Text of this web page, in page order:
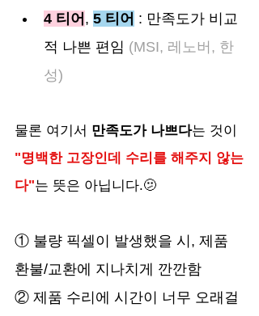
4 티어 , 5 티어 : 만족도가 비교
적 나쁜 편임 (MSI, 레노버, 한
성)
물론 여기서 만족도가 나쁘다는 것이
"명백한 고장인데 수리를 해주지 않는
다"는 뜻은 아닙니다.🫤
① 불량 픽셀이 발생했을 시, 제품
환불/교환에 지나치게 깐깐함
② 제품 수리에 시간이 너무 오래걸